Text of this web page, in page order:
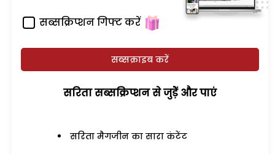
सब्सक्रिप्शन गिफ्ट करें
सब्सक्राइब करें
सरिता सब्सक्रिप्शन से जुड़ेें और पाएं
सरिता मैगजीन का सारा कंटेंट